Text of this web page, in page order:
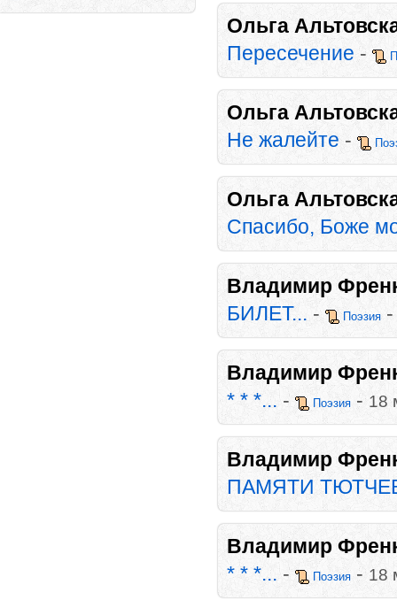
Ольга
Пересечение -
Ольга
Не жалейте -
Ольга
Спасибо, Боже
Владимир
БИЛЕТ... - Поэзия
Владимир
* * *... - Поэзия -18
Владимир
ПАМЯТИ
Владимир
* * *... - Поэзия -18